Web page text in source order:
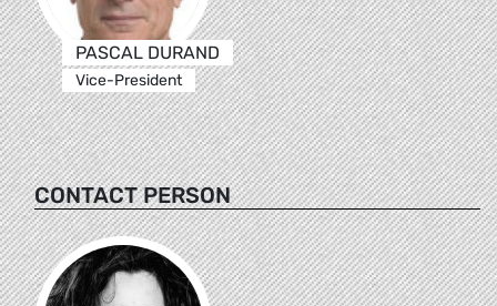
PASCAL DURAND
Vice-President
CONTACT PERSON